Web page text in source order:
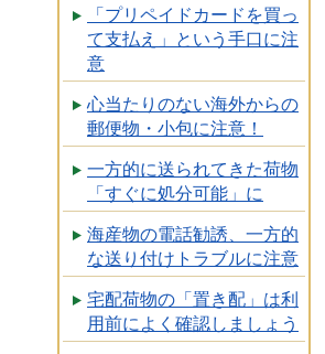
「プリペイドカードを買っ
て支払え」という手口に注
意
心当たりのない海外からの
郵便物・小包に注意！
一方的に送られてきた荷物
「すぐに処分可能」に
海産物の電話勧誘、一方的
な送り付けトラブルに注意
宅配荷物の「置き配」は利
用前によく確認しましょう